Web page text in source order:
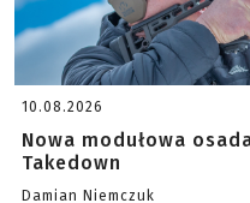
10.08.2026
Nowa modułowa
Takedown
Damian Niemczuk